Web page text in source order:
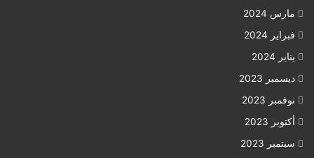
مارس 2024
فبراير 2024
يناير 2024
ديسمبر 2023
نوفمبر 2023
أكتوبر 2023
سبتمبر 2023